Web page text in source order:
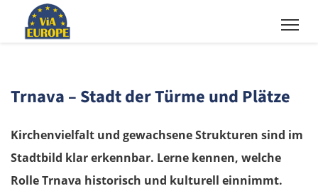
Trnava – Stadt der Türme und Plätze
Kirchenvielfalt und gewachsene Strukturen sind im
Stadtbild klar erkennbar. Lerne kennen, welche
Rolle Trnava historisch und kulturell einnimmt.